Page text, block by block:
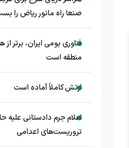
صنعا راه مانور ریاض را
فناوری بومی ایران، برتر از
منطقه است
ارتش کاملاً آماده است
اعلام جرم دادستانی علیه
تروریست‌های اعدامی